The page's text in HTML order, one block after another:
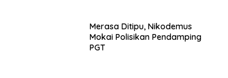
Merasa Ditipu, Nikodemus
Mokai Polisikan Pendamping
PGT